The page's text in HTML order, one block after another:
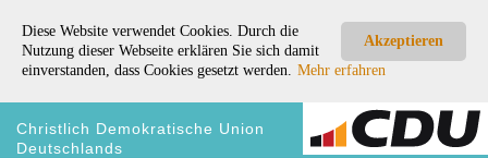
Akzeptieren
Diese Website verwendet Cookies. Durch die
Nutzung dieser Webseite erklären Sie sich damit
einverstanden, dass Cookies gesetzt werden. Mehr erfahren
Christlich Demokratische Union
Deutschlands